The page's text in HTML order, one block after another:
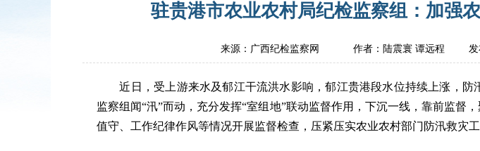
驻贵港市农业农村局纪检监察组：加强
来源：广西纪检监察网 作者：陆震寰 谭远程 发
近日，受上游来水及郁江干流洪水影响，郁江贵港段水位持续上涨，防
监察组闻“汛”而动，充分发挥“室组地”联动监督作用，下沉一线，靠前监
值守、工作纪律作风等情况开展监督检查，压紧压实农业农村部门防汛救灾工